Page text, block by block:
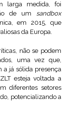
larga medida, foi
de um sandbox
em 2015, que
da Europa.
não se podem
uma vez que,
a já sólida presença
esteja voltada a
diferentes setores
potencializando a